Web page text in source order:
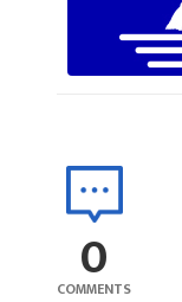
0
COMMENTS